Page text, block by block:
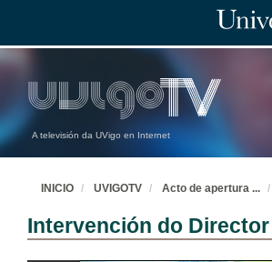
A televisión da UVigo en Internet
INICIO UVIGOTV Acto de apertura ...
Intervención do Director